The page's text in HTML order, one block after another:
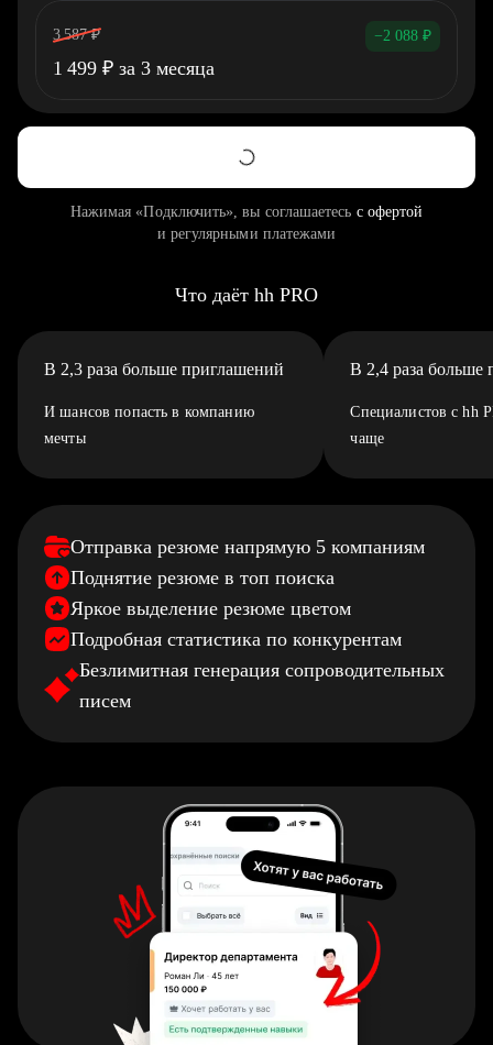
3 587 ₽ −2 088 ₽
1 499 ₽ за 3 месяца
Нажимая «Подключить», вы соглашаетесь с офертой
и регулярными платежами
Что даёт hh PRO
В 2,3 раза больше приглашений
И шансов попасть в компанию
мечты
В 2,4 раза больше
Специалистов с hh
чаще
Отправка резюме напрямую 5 компаниям
Поднятие резюме в топ поиска
Яркое выделение резюме цветом
Подробная статистика по конкурентам
Безлимитная генерация сопроводительных
писем